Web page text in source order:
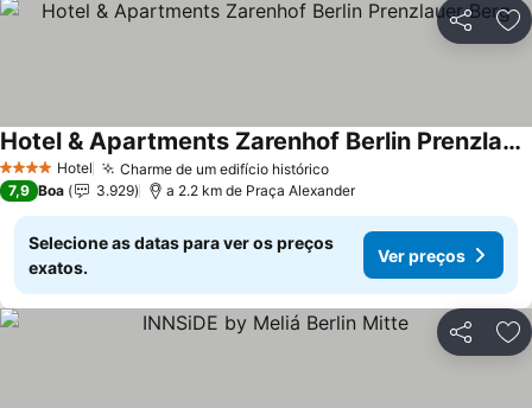
Partilhar
4 EstrelasHotel Charme de um edifício histórico
Hotel & Apartments Zarenhof Berlin Prenzlauer Berg
7,9 Boa 3.929 a 2.2 km de Praça Alexander
Selecione as datas para ver os preços
exatos.
Ver preços
Partilhar